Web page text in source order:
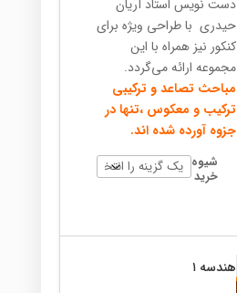
دست نویس استاد آریان
حیدری با طراحی ویژه برای
کنکور نیز همراه با این
مجموعه ارائه می‌گردد.
مباحث تصاعد و ترکیبی
ترکیب و معکوس ،تنها در
جزوه آورده شده اند.
شیوه
خرید
هندسه ۱